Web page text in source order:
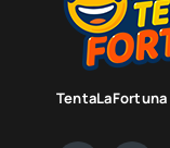
TentaLaFortuna